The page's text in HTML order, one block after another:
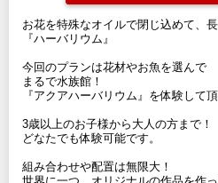
お花を特殊なオイルで閉じ込めて、
『ハーバリウム』
今回のプランは花材やお魚を選んで
まるで水族館！
『アクアハーバリウム』を体験して
3歳以上のお子様から大人の方まで！
どなたでも体験可能です。
組み合わせや配置は無限大！